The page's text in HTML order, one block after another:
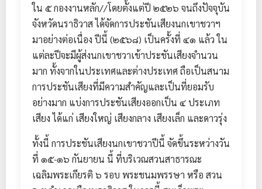
ใน ๕ กองงานหลัก//โดยตั้งแต่ปี ๒๕๒๖ จนถึงปัจจุบัน
จังหวัดนราธิวาส ได้จัดการประชันเสียงนกเขาชวาฯ
มาอย่างต่อเนื่อง ปีนี้ (๒๕๖๘) เป็นครั้งที่ ๔๑ แล้ว ใน
แต่ละปีจะมีผู้ส่งนกเขาชวาเข้าประชันเสียงจำนวน
มาก ทั้งจากในประเทศและต่างประเทศ ถือเป็นสนาม
การประชันเสียงที่มีความสำคัญและเป็นที่ยอมรับ
อย่างมาก แบ่งการประชันเสียงออกเป็น ๔ ประเภท
เสียง ได้แก่ เสียงใหญ่ เสียงกลาง เสียงเล็ก และดาวรุ่ง
ทั้งนี้ การประชันเสียงนกเขาชวาปีนี้ จัดขึ้นระหว่างวัน
ที่ ๑๕-๑๖ กันยายน นี้ ที่บริเวณสวนสาธารณะ
เฉลิมพระเกียรติ ๖ รอบ พระชนมพรรษา หรือ สวน